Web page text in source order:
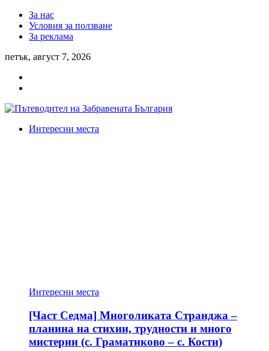
За нас
Условия за ползване
За реклама
петък, август 7, 2026
Интересни места
Интересни места
[Част Седма] Многоликата Странджа –
планина на стихии, трудности и много
мистерии (с. Граматиково – с. Кости)